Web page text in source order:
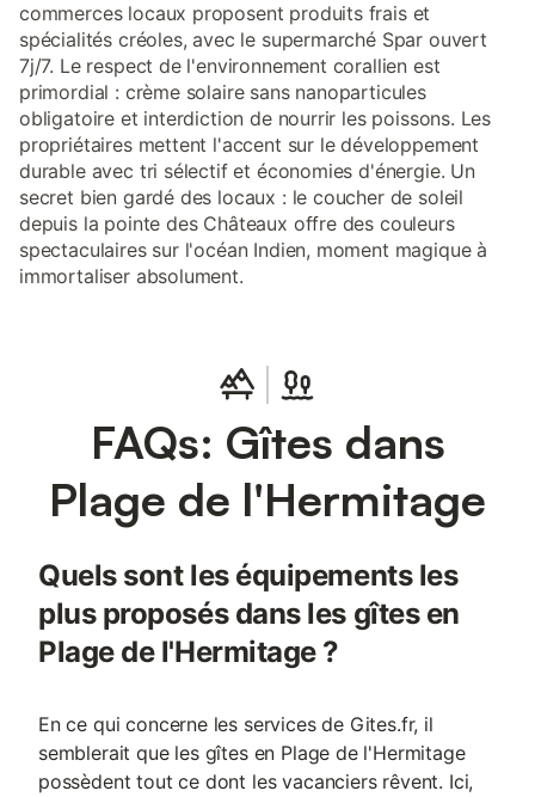
commerces locaux proposent produits frais et
spécialités créoles, avec le supermarché Spar ouvert
7j/7. Le respect de l'environnement corallien est
primordial : crème solaire sans nanoparticules
obligatoire et interdiction de nourrir les poissons. Les
propriétaires mettent l'accent sur le développement
durable avec tri sélectif et économies d'énergie. Un
secret bien gardé des locaux : le coucher de soleil
depuis la pointe des Châteaux offre des couleurs
spectaculaires sur l'océan Indien, moment magique à
immortaliser absolument.
FAQs: Gîtes dans
Plage de l'Hermitage
Quels sont les équipements les
plus proposés dans les gîtes en
Plage de l'Hermitage ?
En ce qui concerne les services de Gites.fr, il
semblerait que les gîtes en Plage de l'Hermitage
possèdent tout ce dont les vacanciers rêvent. Ici,